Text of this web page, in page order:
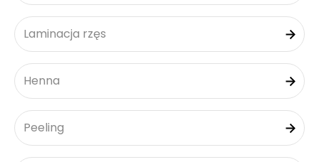
Laminacja rzęs
Henna
Peeling